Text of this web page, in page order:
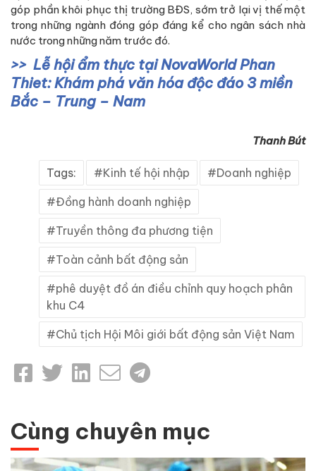
góp phần khôi phục thị trường BĐS, sớm trở lại vị thế một
trong những ngành đóng góp đáng kể cho ngân sách nhà
nước trong những năm trước đó.
Lễ hội ẩm thực tại NovaWorld Phan
Thiet: Khám phá văn hóa độc đáo 3 miền
Bắc – Trung – Nam
Thanh Bút
Tags: Kinh tế hội nhập Doanh nghiệp
Đồng hành doanh nghiệp
Truyền thông đa phương tiện
Toàn cảnh bất động sản
phê duyệt đồ án điều chỉnh quy hoạch phân
khu C4
Chủ tịch Hội Môi giới bất động sản Việt Nam
Cùng chuyên mục